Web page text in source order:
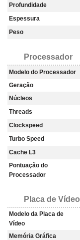
Profundidade
Espessura
Peso
Processador
Modelo do Processador
Geração
Núcleos
Threads
Clockspeed
Turbo Speed
Cache L3
Pontuação do
Processador
Placa de Vídeo
Modelo da Placa de
Vídeo
Memória Gráfica